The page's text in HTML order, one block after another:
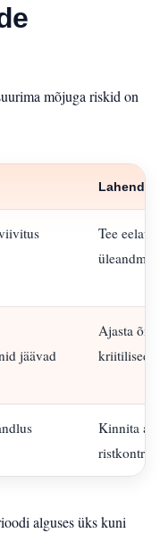
mõjuga riskid on
Lahendus
Tee
jäävad
Ajasta
kriitilised
Kinnita
alguses üks kuni